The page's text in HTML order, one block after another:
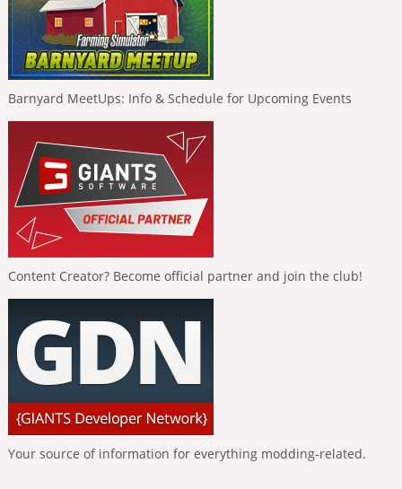
Barnyard MeetUps: Info & Schedule for Upcoming Events
Content Creator? Become official partner and join the club!
Your source of information for everything modding-related.